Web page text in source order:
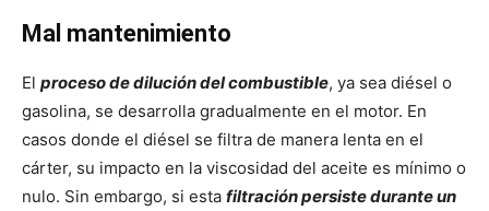
Mal mantenimiento
El proceso de dilución del combustible, ya sea diésel o
gasolina, se desarrolla gradualmente en el motor. En
casos donde el diésel se filtra de manera lenta en el
cárter, su impacto en la viscosidad del aceite es mínimo o
nulo. Sin embargo, si esta filtración persiste durante un